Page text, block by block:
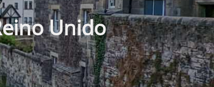
Unido